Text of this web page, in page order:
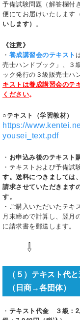
予備試験問題（解答欄付
便にてお届けいたします
いします） 。
《注意》
・ 養成講習会のテキスト
売士ハンドブック」、３
ック発行の３級販売士ハ
キストは養成講習会のテ
ください。
○ テキスト（学習教材）
https://
yousei_text.pdf
・ お申込み後のテキスト
・テキストおよび予備試
す。送料につきましては
請求させていただきます
す。
・ご購入いただいたテキ
月末締めで計算し、翌月
に請求書を郵送します。
⇩
（５）テキスト代
（日商→各団体）
・ テキスト代金 ３級：